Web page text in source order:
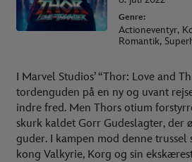
Genre:
Actioneventyr,
Romantik,
I Marvel Studios’ “Thor: Love and
tordenguden på en ny og uvant
indre fred. Men Thors otium
skurk kaldet Gorr Gudeslagter, der
guder. I kampen mod denne
kong Valkyrie, Korg og sin